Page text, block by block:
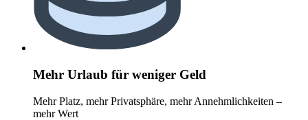
Mehr Urlaub für weniger Geld
Mehr Platz, mehr Privatsphäre, mehr Annehmlichkeiten –
mehr Wert